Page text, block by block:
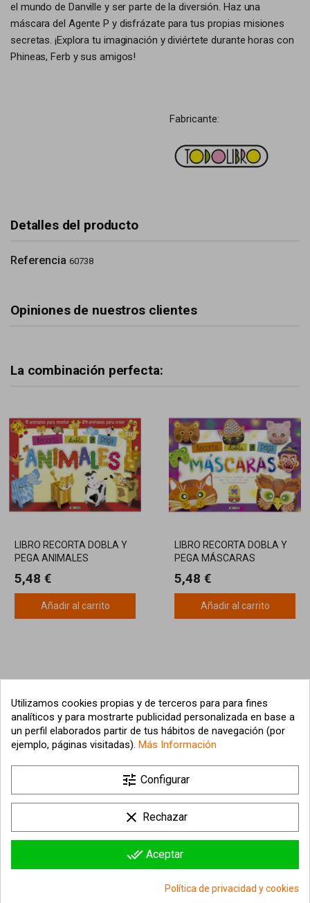
el mundo de Danville y ser parte de la diversión. Haz una
máscara del Agente P y disfrázate para tus propias misiones
secretas. ¡Explora tu imaginación y diviértete durante horas con
Phineas, Ferb y sus amigos!
Fabricante:
Detalles del producto
Referencia 60738
Opiniones de nuestros clientes
La combinación perfecta:
LIBRO RECORTA DOBLA Y
PEGA ANIMALES
5,48 €
Añadir al carrito
LIBRO RECORTA DOBLA Y
PEGA MÁSCARAS
5,48 €
Añadir al carrito
Información sobre la tienda 
Utilizamos cookies propias y de terceros para para fines
analíticos y para mostrarte publicidad personalizada en base a
un perfil elaborados partir de tus hábitos de navegación (por
ejemplo, páginas visitadas). Más Información
tune Configurar
clear Rechazar
done_all Aceptar
Política de privacidad y cookies